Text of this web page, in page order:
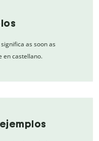
as soon as
en castellano.